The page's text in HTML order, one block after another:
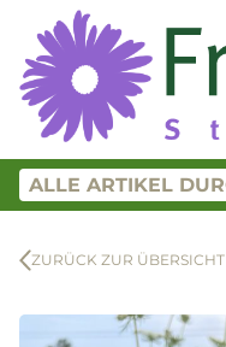
ZURÜCK ZUR ÜBERSICHT